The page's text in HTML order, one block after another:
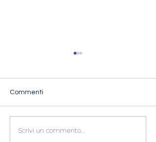
VENERE IN BILANCIA – 6
Commenti
Scrivi un commento...